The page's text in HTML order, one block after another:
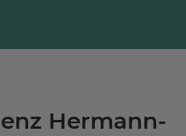
Hermann-